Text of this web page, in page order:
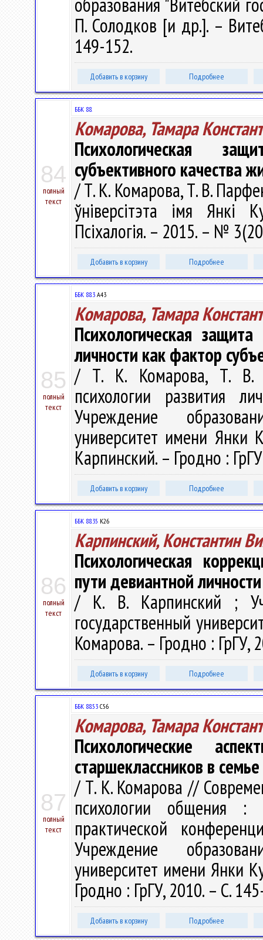
П. Солодков [и др.]. –
149-152.
Добавить в корзину Подробнее
84
полный
текст
ББК 88.
Комарова, Тамара
Психологическая
субъективного качества
/ Т. К. Комарова, Т. В.
ўніверсітэта імя Янкі
Псіхалогія. – 2015. – №
Добавить в корзину Подробнее
85
полный
текст
ББК 88.3 А43
Комарова, Тамара
Психологическая
личности как фактор
/ Т. К. Комарова, Т. В.
психологии развития
Учреждение
университет имени
Карпинский. – Гродно :
Добавить в корзину Подробнее
86
полный
текст
ББК 88.35 К26
Карпинский, Константин
Психологическая
пути девиантной личности
/ К. В. Карпинский ;
государственный
Комарова. – Гродно : ГрГУ,
Добавить в корзину Подробнее
87
полный
текст
ББК 88.53 С56
Комарова, Тамара
Психологические
старшеклассников в семье
/ Т. К. Комарова //
психологии общения :
практической
Учреждение
университет имени Янки
Гродно : ГрГУ, 2010. – С.
Добавить в корзину Подробнее